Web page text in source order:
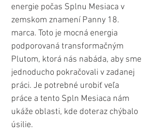
energie počas Splnu Mesiaca v
zemskom znamení Panny 18.
marca. Toto je mocná energia
podporovaná transformačným
Plutom, ktorá nás nabáda, aby sme
jednoducho pokračovali v zadanej
práci. Je potrebné urobiť veľa
práce a tento Spln Mesiaca nám
ukáže oblasti, kde doteraz chýbalo
úsilie.